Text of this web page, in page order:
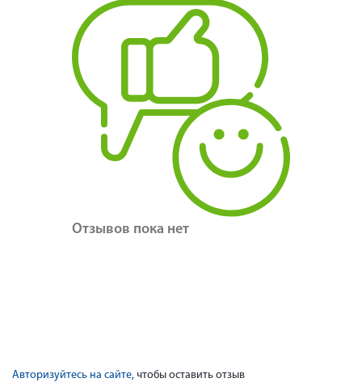
Отзывов пока нет
Авторизуйтесь на сайте, чтобы оставить отзыв